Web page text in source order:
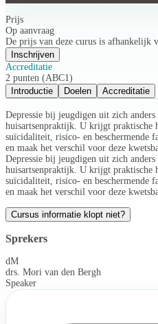
Prijs
Op aanvraag
De prijs van deze curus is afhankelijk
Inschrijven
Accreditatie
2 punten (ABC1)
Introductie
Doelen Accreditatie
Depressie bij jeugdigen uit zich
huisartsenpraktijk. U krijgt praktische
suïcidaliteit, risico- en beschermende
en maak het verschil voor deze
Depressie bij jeugdigen uit zich
huisartsenpraktijk. U krijgt praktische
suïcidaliteit, risico- en beschermende
en maak het verschil voor deze
Cursus informatie klopt niet?
Sprekers
dM
drs. Mori van den Bergh
Speaker